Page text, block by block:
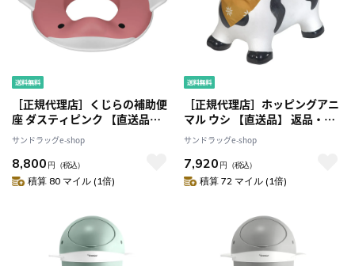
［正規代理店］くじらの補助便
座 ダスティピンク 【直送品】
返品・キャンセル・他商品と同
時購入は不可
サンドラッグe-shop
8,800 円 （税込）
積算 80 マイル (1倍)
［正規代理店］ホッピングアニ
マル ウシ 【直送品】 返品・キ
ャンセル・他商品と同時購入は
不可
サンドラッグe-shop
7,920 円 （税込）
積算 72 マイル (1倍)